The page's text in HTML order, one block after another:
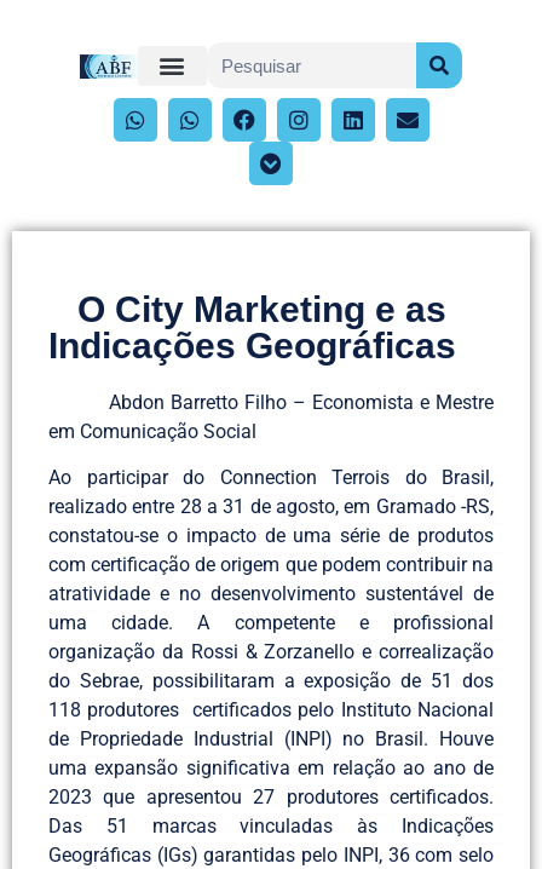
O City Marketing e as
Indicações Geográficas
Abdon Barretto Filho – Economista e Mestre
em Comunicação Social
Ao participar do Connection Terrois do Brasil,
realizado entre 28 a 31 de agosto, em Gramado -RS,
constatou-se o impacto de uma série de produtos
com certificação de origem que podem contribuir na
atratividade e no desenvolvimento sustentável de
uma cidade. A competente e profissional
organização da Rossi & Zorzanello e correalização
do Sebrae, possibilitaram a exposição de 51 dos
118 produtores certificados pelo Instituto Nacional
de Propriedade Industrial (INPI) no Brasil. Houve
uma expansão significativa em relação ao ano de
2023 que apresentou 27 produtores certificados.
Das 51 marcas vinculadas às Indicações
Geográficas (IGs) garantidas pelo INPI, 36 com selo